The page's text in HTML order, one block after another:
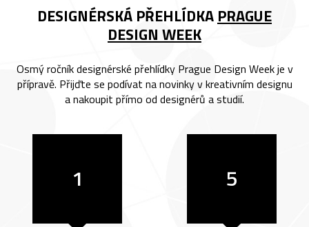
DESIGNÉRSKÁ PŘEHLÍDKA PRAGUE
DESIGN WEEK
Osmý ročník designérské přehlídky Prague Design Week je v
přípravě. Přijďte se podívat na novinky v kreativním designu
a nakoupit přímo od designérů a studií.
1 5